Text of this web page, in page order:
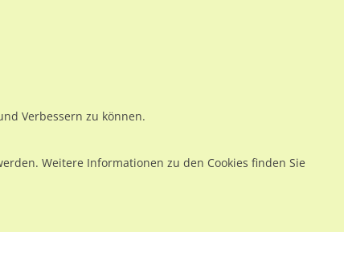
Verbessern zu können.
Weitere Informationen zu den Cookies finden Sie